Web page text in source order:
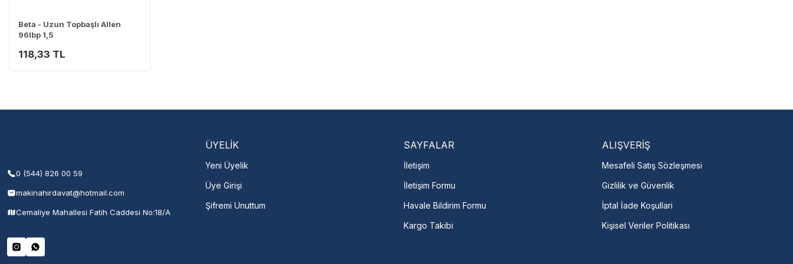
ulaşın.
Beta - Uzun Topbaşlı Allen
96lbp 1,5
118,33 TL
0 (544) 826 00 59
makinahirdavat@hotmail.com
Cemaliye Mahallesi Fatih Caddesi No:18/A
ÜYELİK
Yeni Üyelik
Üye Girişi
Şifremi Unuttum
SAYFALAR
İletişim
İletişim Formu
Havale Bildirim Formu
Kargo Takibi
ALIŞVERİŞ
Mesafeli Satış Sözleşmesi
Gizlilik ve Güvenlik
İptal İade Koşullari
Kişisel Veriler Politikası